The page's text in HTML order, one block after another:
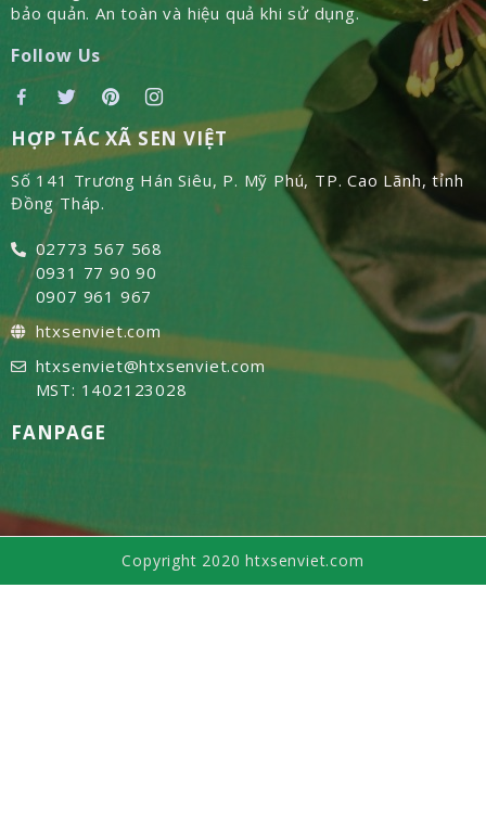
bảo quản. An toàn và hiệu quả khi sử dụng.
Follow Us
HỢP TÁC XÃ SEN VIỆT
Số 141 Trương Hán Siêu, P. Mỹ Phú, TP. Cao Lãnh, tỉnh
Đồng Tháp.
02773 567 568
0931 77 90 90
0907 961 967
htxsenviet.com
htxsenviet@htxsenviet.com
MST: 1402123028
FANPAGE
Copyright 2020 htxsenviet.com